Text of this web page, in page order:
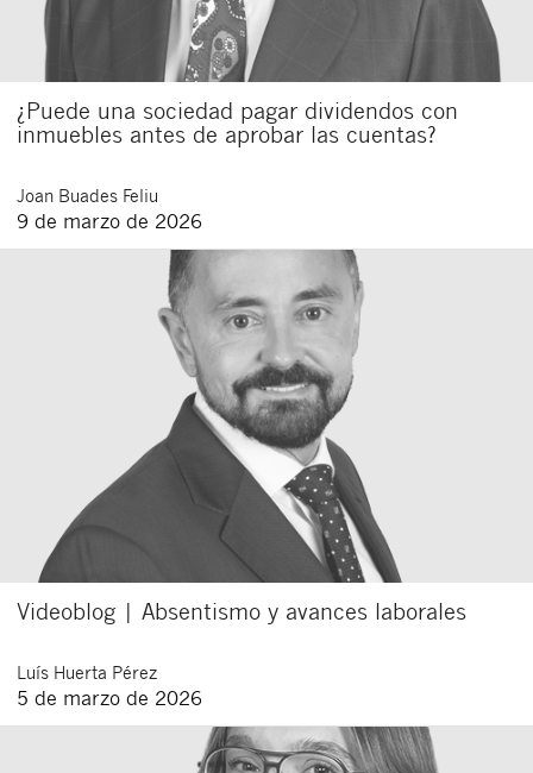
¿Puede una sociedad pagar dividendos con
inmuebles antes de aprobar las cuentas?
Joan Buades Feliu
9 de marzo de 2026
Videoblog | Absentismo y avances laborales
Luís Huerta Pérez
5 de marzo de 2026